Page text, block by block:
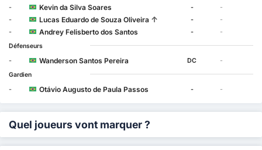
-
Kevin da Silva Soares -
-
-
Lucas Eduardo de Souza Oliveira ↑ -
-
-
Andrey Felisberto dos Santos -
-
Défenseurs
-
Wanderson Santos Pereira DC
-
Gardien
-
Otávio Augusto de Paula Passos - -
Quel joueurs vont marquer ?